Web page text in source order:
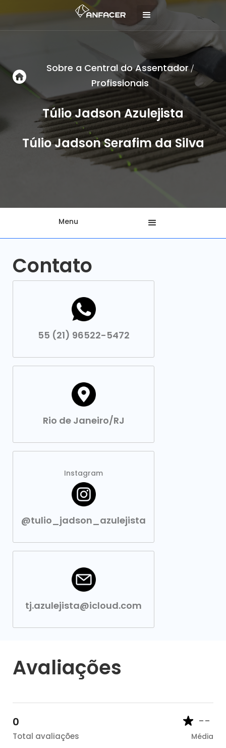
Sobre a Central do Assentador/
Profissionais
Túlio Jadson Azulejista
Túlio Jadson Serafim da Silva
Menu
Contato
55 (21) 96522-5472
Rio de Janeiro/RJ
Instagram
@tulio_jadson_azulejista
tj.azulejista@icloud.com
Avaliações
0
Total avaliações
--
Média